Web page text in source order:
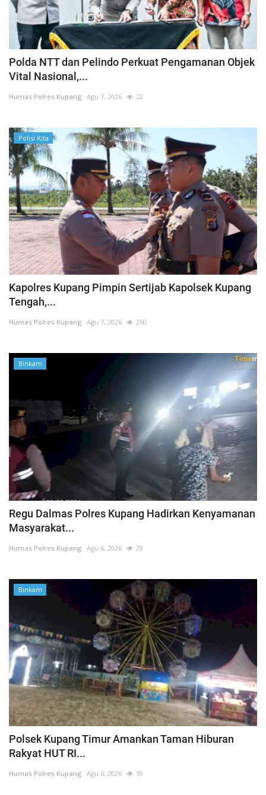
Polda NTT dan Pelindo Perkuat Pengamanan Objek
Vital Nasional,...
Humas Polres Kupang Agu 7, 2026 22
Polisi Kita
Kapolres Kupang Pimpin Sertijab Kapolsek Kupang
Tengah,...
Humas Polres Kupang Agu 7, 2026 260
Binkam
Regu Dalmas Polres Kupang Hadirkan Kenyamanan
Masyarakat...
Humas Polres Kupang Agu 6, 2026 29
Binkam
Polsek Kupang Timur Amankan Taman Hiburan
Rakyat HUT RI...
Humas Polres Kupang Agu 6, 2026 59